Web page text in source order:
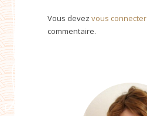
Vous devez vous connecter
commentaire.